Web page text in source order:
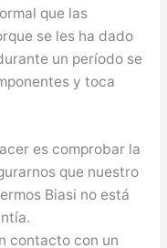
que las
se les ha dado
un período se
y toca
es comprobar la
que nuestro
Biasi no está
contacto con un